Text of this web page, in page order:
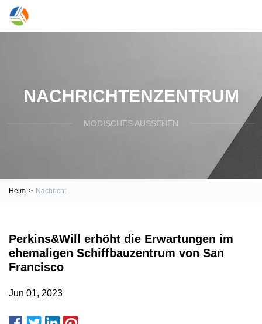
NACHRICHTENZENTRUM
MODISCHES AUSSEHEN
Heim > Nachricht
Perkins&Will erhöht die Erwartungen im
ehemaligen Schiffbauzentrum von San
Francisco
Jun 01, 2023